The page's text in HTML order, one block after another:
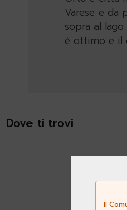
Varese e da
sopra al
è ottimo e il
Dove ti trovi
Il